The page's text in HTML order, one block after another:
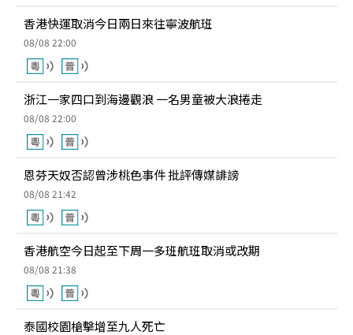
香港快運取消今日兩日來往寧波航班
08/08 22:00
浙江一家四口到海邊觀浪 一名男童被大浪捲走
08/08 22:00
恩芬天奴否認曾涉桃色事件 批評傳媒誹謗
08/08 21:42
香港航空今日起至下周一多班航班取消或改期
08/08 21:38
泰國校園槍擊增至九人死亡